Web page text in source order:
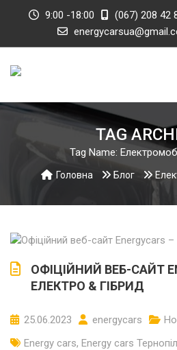
9:00 -18:00 (067) 208 42
TAG
Tag Name:
Головна Блог
ОФІЦІЙНИЙ ВЕБ-САЙТ
ЕЛЕКТРО & ГІБРИД
25.06.2023 energycars
Energy cars, Energy cars